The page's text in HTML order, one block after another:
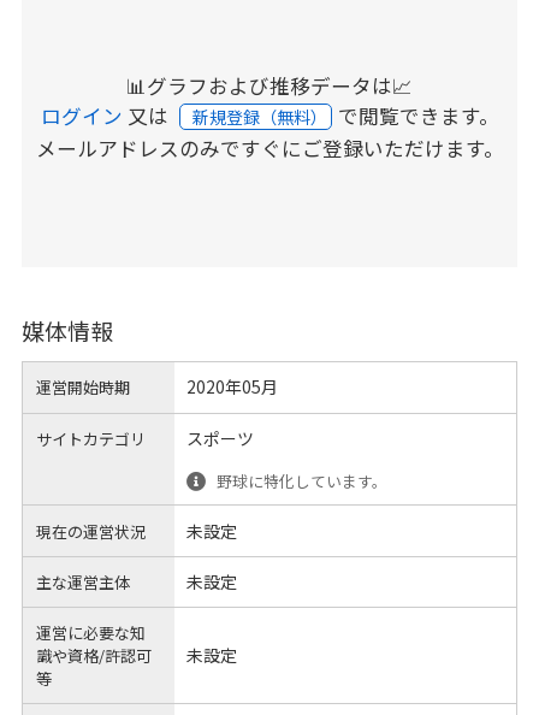
📊グラフおよび推移データは📈
ログイン 又は 新規登録（無料） で閲覧できます。
メールアドレスのみですぐにご登録いただけます。
媒体情報
運営開始時期 2020年05月
サイトカテゴリ スポーツ
野球に特化しています。
現在の運営状況 未設定
主な運営主体 未設定
運営に必要な知
識や資格/許認可
等
未設定